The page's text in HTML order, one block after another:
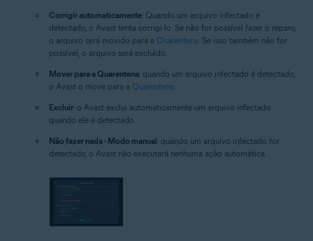
Corrigir automaticamente: Quando um arquivo infectado é
detectado, o Avast tenta corrigi-lo. Se não for possível fazer o reparo,
o arquivo será movido para a Quarentena . Se isso também não for
possível, o arquivo será excluído.
Mover para a Quarentena: quando um arquivo infectado é detectado,
o Avast o move para a Quarentena
Excluir: o Avast exclui automaticamente um arquivo infectado
quando ele é detectado.
Não fazer nada - Modo manual: quando um arquivo infectado for
detectado, o Avast não executará nenhuma ação automática.